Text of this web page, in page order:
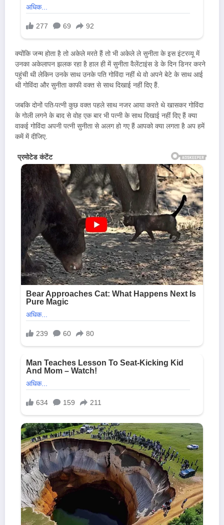
क्योंकि जन्म होता है तो अकेले मरते हैं तो भी अकेले ले सुनीता के इस इंटरव्यू में
उनका अकेलापन झलक रहा है हाल ही में सुनीता वैलेंटाइंस डे के दिन डिनर करने
पहुंची थी लेकिन उनके साथ उनके पति गोविंदा नहीं थे वो अपने बेटे के साथ आई
थी गोविंदा और सुनीता काफी वक्त से साथ दिखाई नहीं दिए हैं.
जबकि दोनों पति-पत्नी कुछ वक्त पहले साथ नजर आया करते थे खासकर गोविंदा
के गोली लगने के बाद से वोह एक बार भी पत्नी के साथ दिखाई नहीं दिए हैं क्या
वाकई गोविंदा अपनी पत्नी सुनीता से अलग हो गए हैं आपको क्या लगता है अप हमें
कमें में दीजिए.